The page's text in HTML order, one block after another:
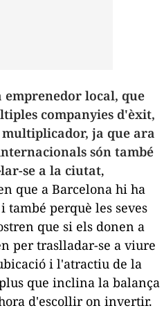
emprenedor local, que
companyies d'èxit,
ja que ara
són també
se a la ciutat,
que a Barcelona hi ha
perquè les seves
que si els donen a
per traslladar-se a viure
i l'atractiu de la
que inclina la balança
d'escollir on invertir.